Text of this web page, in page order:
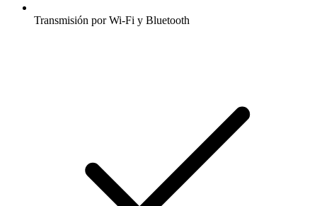
Transmisión por Wi-Fi y Bluetooth